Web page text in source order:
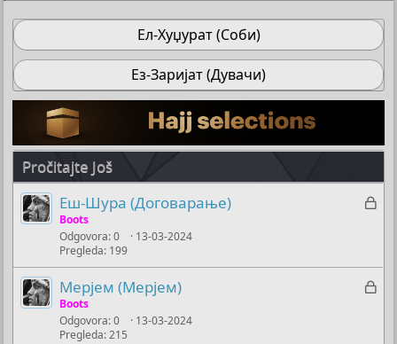
Ел-Хуџурат (Соби)
Ез-Заријат (Дувачи)
Pročitajte Još
Z
u
Еш-Шура (Договарање)
Boots
Odgovora 0
Pregleda 199
13-03-2024
Z
Мерјем (Мерјем)
Boots
Odgovora 0
Pregleda 215
13-03-2024